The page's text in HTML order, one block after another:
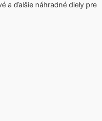
a ďalšie náhradné diely pre